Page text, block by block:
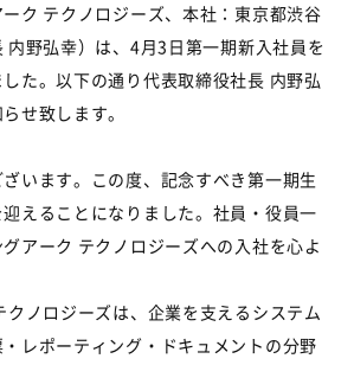
ーク テクノロジーズ、本社：東京都渋谷
野弘幸）は、4月3日第一期新入社員を
た。以下の通り代表取締役社長 内野弘
せ致します。
います。この度、記念すべき第一期生
えることになりました。社員・役員一
アーク テクノロジーズへの入社を心よ
ノロジーズは、企業を支えるシステム
レポーティング・ドキュメントの分野